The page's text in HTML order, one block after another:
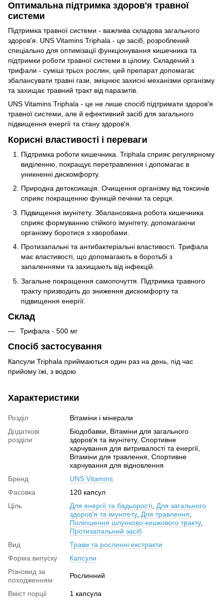
Оптимальна підтримка здоров'я травної
системи
Підтримка травної системи - важлива складова загального
здоров'я. UNS Vitamins Triphala - це засіб, розроблений
спеціально для оптимізації функціонування кишечника та
підтримки роботи травної системи в цілому. Складений з
трифали - суміші трьох рослин, цей препарат допомагає
збалансувати травні гази, зміцнює захисні механізми організму
та захищає травний тракт від паразитів.
UNS Vitamins Triphala - це не лише спосіб підтримати здоров'я
травної системи, але й ефективний засіб для загального
підвищення енергії та стану здоров'я.
Корисні властивості і переваги
Підтримка роботи кишечника. Triphala сприяє регулярному
виділенню, покращує перетравлення і допомагає в
уникненні дискомфорту.
Природна детоксикація. Очищення організму від токсинів
сприяє покращенню функцій печінки та серця.
Підвищення імунітету. Збалансована робота кишечника
сприяє формуванню стійкого імунітету, допомагаючи
організму боротися з хворобами.
Протизапальні та антибактеріальні властивості. Трифала
має властивості, що допомагають в боротьбі з
запаленнями та захищають від інфекцій.
Загальне покращення самопочуття. Підтримка травного
тракту призводить до зниження дискомфорту та
підвищення енергії.
Склад
Трифала - 500 мг
Спосіб застосування
Капсули Triphala приймаються один раз на день, під час
прийому їжі, з водою.
Характеристики
Розділ
Вітаміни і мінерали
Додаткові
розділи
Біодобавки, Вітаміни для загального
здоров'я та імунітету, Спортивне
харчування для витривалості та енергії,
Вітаміни для травлення, Спортивне
харчування для відновлення
Бренд
UNS Vitamins
Фасовка
120 капсул
Ціль
Для енергії та бадьорості Для загального
здоров'я та імунітету, Для травлення
Поліпшення шлунково-кишкового тракту,
Протизапальний засіб
Вид
Трави та рослинні екстракти
Форма випуску
Капсули
Різновид за
походженням
Рослинний
Вміст порції 1 капсула